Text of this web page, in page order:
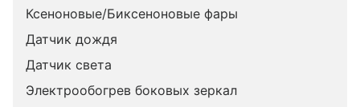
Ксеноновые/Биксеноновые фары
Датчик дождя
Датчик света
Электрообогрев боковых зеркал